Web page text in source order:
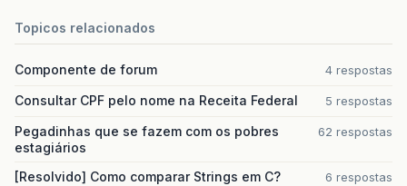
Topicos relacionados
Componente de forum 4 respostas
Consultar CPF pelo nome na Receita Federal 5 respostas
Pegadinhas que se fazem com os pobres
estagiários
62 respostas
[Resolvido] Como comparar Strings em C? 6 respostas